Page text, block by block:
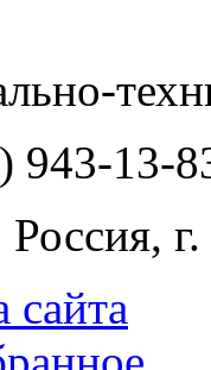
943-13-
Россия,
сайта